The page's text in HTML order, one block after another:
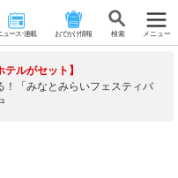
ュース･連載 おでかけ情報 検 索 メニュー
テルがセット】
！「みなとみらいフェスティバ